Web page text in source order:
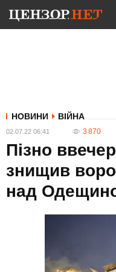
НОВИНИ ВІЙНА
02.07.22 06:41 3 870
Пізно
знищив
над